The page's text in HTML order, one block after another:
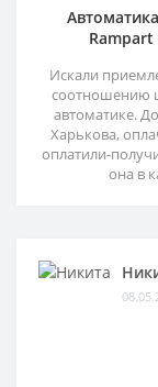
Rampart
Искали
соотношению
автоматике.
Харькова,
оплатили-
она в